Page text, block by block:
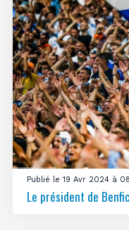
Publié le 19 Avr 2024 à
Le président de